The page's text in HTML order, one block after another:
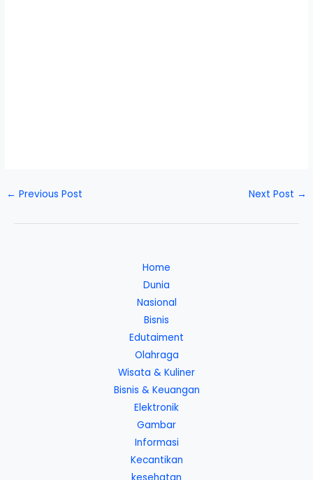
← Previous Post Next Post →
Home
Dunia
Nasional
Bisnis
Edutaiment
Olahraga
Wisata & Kuliner
Bisnis & Keuangan
Elektronik
Gambar
Informasi
Kecantikan
kesehatan